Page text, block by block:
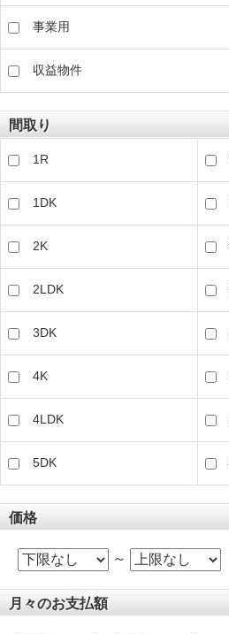
事業用
収益物件
間取り
1R
1DK
2K
2LDK
3DK
4K
4LDK
5DK
価格
～
月々のお支払額